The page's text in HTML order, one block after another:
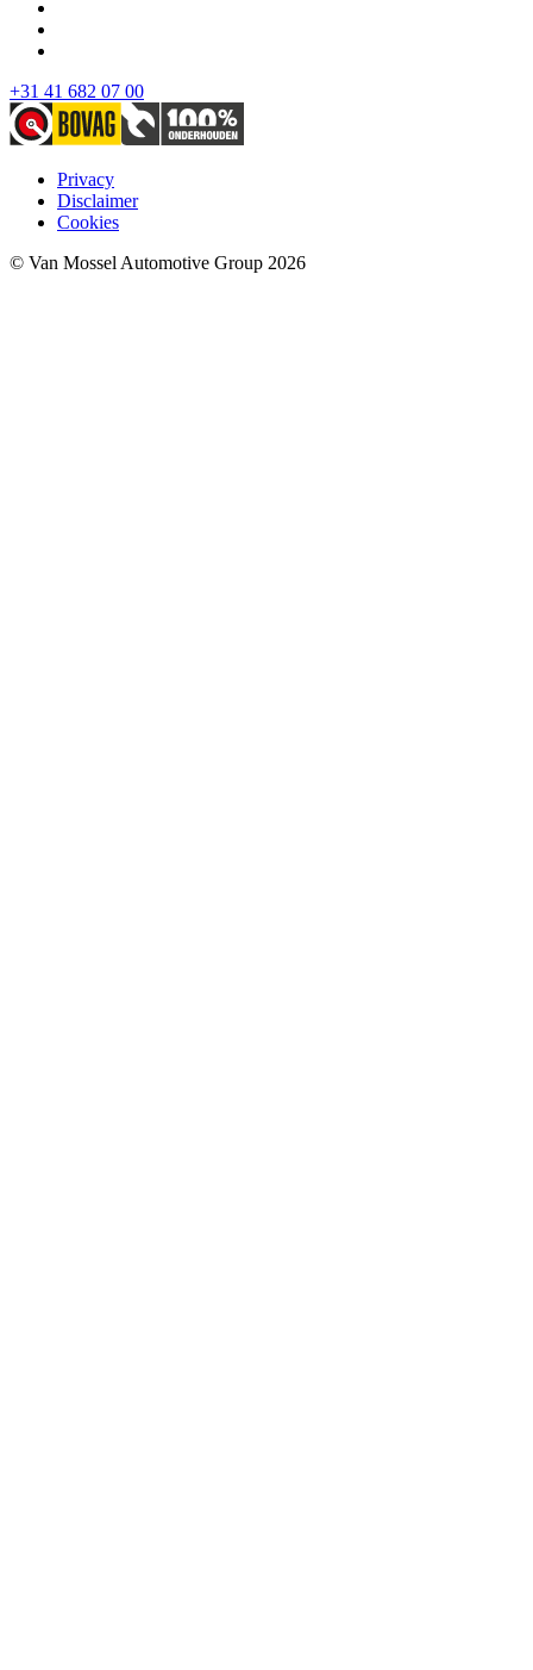
+31 41 682 07 00
Privacy
Disclaimer
Cookies
© Van Mossel Automotive Group 2026